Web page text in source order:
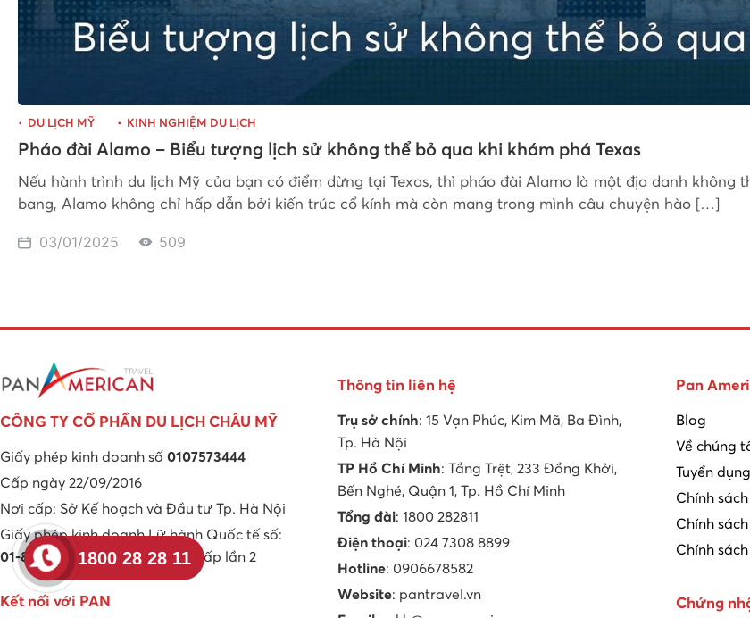
DU LỊCH MỸ KINH NGHIỆM DU LỊCH
Pháo đài Alamo – Biểu tượng lịch sử không thể bỏ qua khi khám phá Texas
Nếu hành trình du lịch Mỹ của bạn có điểm dừng tại Texas, thì pháo đài Alamo là một địa danh
bang, Alamo không chỉ hấp dẫn bởi kiến trúc cổ kính mà còn mang trong mình câu chuyện hào […]
03/01/2025 509
CÔNG TY CỔ PHẦN DU LỊCH CHÂU MỸ
Giấy phép kinh doanh số 0107573444
Cấp ngày 22/09/2016
Nơi cấp: Sở Kế hoạch và Đầu tư Tp. Hà Nội
Giấy phép kinh doanh Lữ hành Quốc tế số:
01-898/2020/TCDL-GP LHQT
cấp lần 2
Kết nối với PAN
Thông tin liên hệ
Trụ sở chính: 15 Vạn Phúc, Kim Mã, Ba Đình,
Tp. Hà Nội
TP Hồ Chí Minh: Tầng Trệt, 233 Đồng Khởi,
Bến Nghé, Quận 1, Tp. Hồ Chí Minh
Tổng đài: 1800 282811
Điện thoại: 024 7308 8899
Hotline: 0906678582
Website: pantravel.vn
Pan
Blog
Về chúng
Tuyển dụng
Chính
Chính
Chính
Chứng
1800 28 28 11